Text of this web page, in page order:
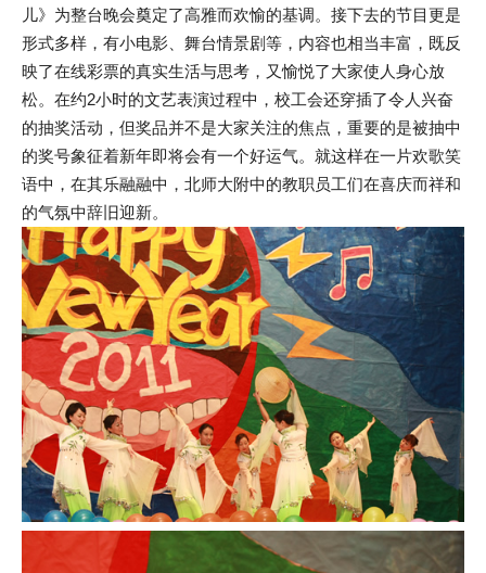
儿》为整台晚会奠定了高雅而欢愉的基调。接下去的节目更是
形式多样，有小电影、舞台情景剧等，内容也相当丰富，既反
映了在线彩票的真实生活与思考，又愉悦了大家使人身心放
松。在约2小时的文艺表演过程中，校工会还穿插了令人兴奋
的抽奖活动，但奖品并不是大家关注的焦点，重要的是被抽中
的奖号象征着新年即将会有一个好运气。就这样在一片欢歌笑
语中，在其乐融融中，北师大附中的教职员工们在喜庆而祥和
的气氛中辞旧迎新。